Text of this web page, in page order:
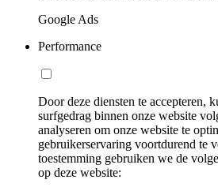
Google Ads
Performance
Door deze diensten te accepteren,
surfgedrag binnen onze website
analyseren om onze website te
gebruikerservaring voortdurend te
toestemming gebruiken we de
op deze website: